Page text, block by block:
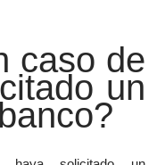
caso de
un